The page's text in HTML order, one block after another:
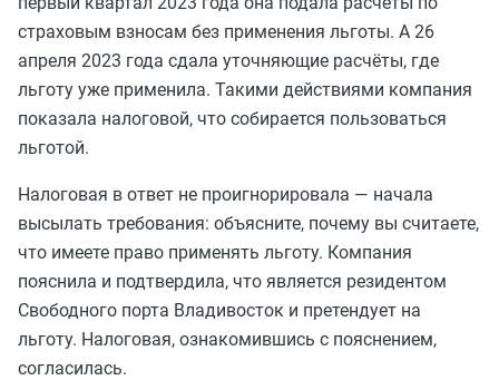
страховым взносам без применения льготы. А 26
апреля 2023 года сдала уточняющие расчёты, где
льготу уже применила. Такими действиями компания
показала налоговой, что собирается пользоваться
льготой.
Налоговая в ответ не проигнорировала — начала
высылать требования: объясните, почему вы считаете,
что имеете право применять льготу. Компания
пояснила и подтвердила, что является резидентом
Свободного порта Владивосток и претендует на
льготу. Налоговая, ознакомившись с пояснением,
согласилась.